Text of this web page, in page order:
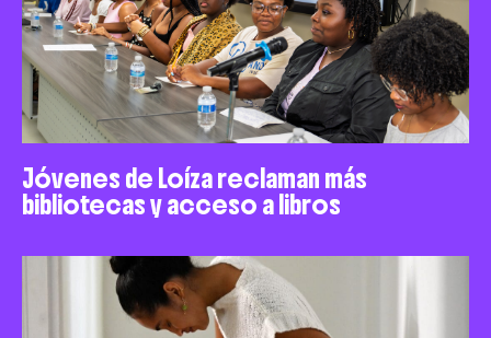
Jóvenes de Loíza reclaman más
bibliotecas y acceso a libros